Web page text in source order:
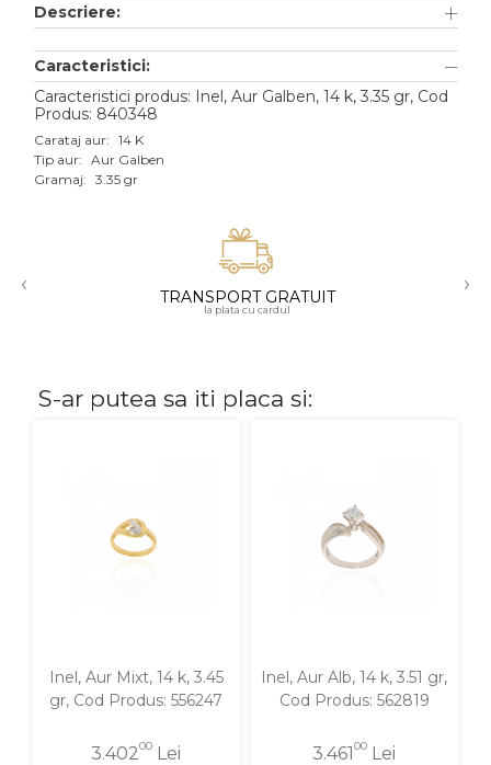
Aur alb
Aur roz
Aur mixt
18K
Descriere:
Caracteristici:
Caracteristici produs: Inel, Aur Galben, 14 k, 3.35 gr, Cod
Produs: 840348
Carataj aur: 14 K
Tip aur: Aur Galben
Gramaj: 3.35 gr
‹ TRANSPORT GRATUIT
la plata cu cardul
›
S-ar putea sa iti placa si:
Inel, Aur Mixt, 14 k, 3.45
gr, Cod Produs: 556247
3.40200 Lei
Inel, Aur Alb, 14 k, 3.51 gr,
Cod Produs: 562819
3.46100 Lei